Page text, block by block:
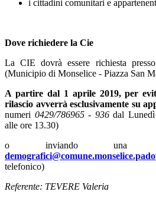
i cittadini comunitari e
Dove richiedere la Cie
La CIE dovrà essere richiesta
(Municipio di Monselice - Piazza San
A partire dal 1 aprile 2019, per
rilascio avverrà esclusivamente su
numeri 0429/786965 - 936dal Lunedì
alle ore 13.30)
o inviando una
telefonico)
Referente: TEVERE Valeria